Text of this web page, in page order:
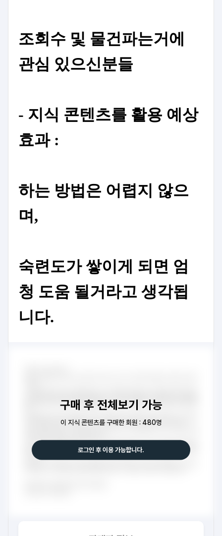
조회수 및 물건파는거에
관심 있으신분들
- 지식 콘텐츠를 활용 예상
효과 :
하는 방법은 어렵지 않으
며,
숙련도가 쌓이게 되면 엄
청 도움 될거라고 생각됩
니다.
구매 후 전체보기 가능
이 지식 콘텐츠를 구매한 회원 : 480명
로그인 후 이용 가능합니다.